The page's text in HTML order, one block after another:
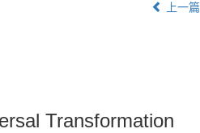
上一篇
Transformation